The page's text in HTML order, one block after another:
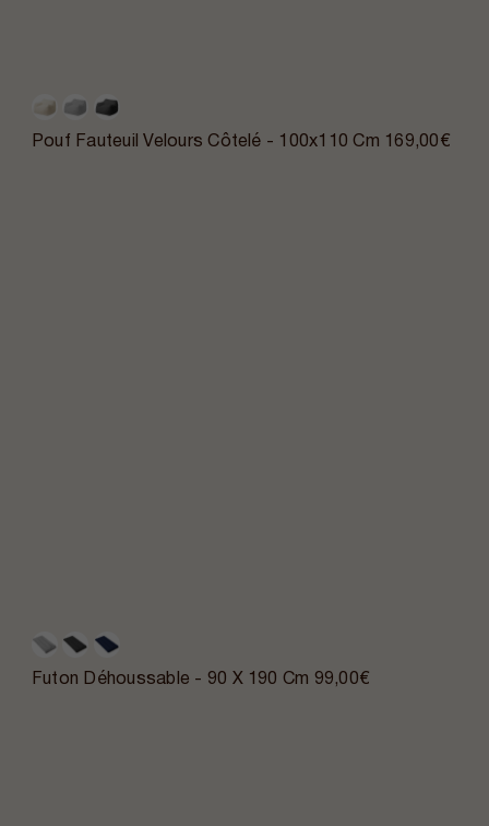
Pouf Fauteuil Velours Côtelé - 100x110 Cm 169,00€
Futon Déhoussable - 90 X 190 Cm 99,00€